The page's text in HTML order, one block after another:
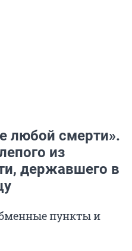
любой смерти».
из
державшего в
пункты и